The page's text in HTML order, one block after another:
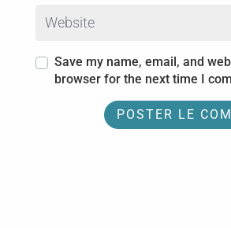
Save my name, email, and
browser for the next time I